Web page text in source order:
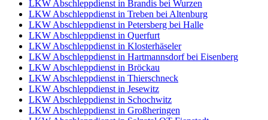
LKW Abschleppdienst in Brandis bei Wurzen
LKW Abschleppdienst in Treben bei Altenburg
LKW Abschleppdienst in Petersberg bei Halle
LKW Abschleppdienst in Querfurt
LKW Abschleppdienst in Klosterhäseler
LKW Abschleppdienst in Hartmannsdorf bei Eisenberg
LKW Abschleppdienst in Bröckau
LKW Abschleppdienst in Thierschneck
LKW Abschleppdienst in Jesewitz
LKW Abschleppdienst in Schochwitz
LKW Abschleppdienst in Großheringen